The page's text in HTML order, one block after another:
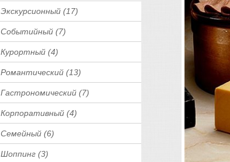
Экскурсионный (17)
Событийный (7)
Курортный (4)
Романтический (13)
Гастрономический (7)
Корпоративный (4)
Семейный (6)
Шоппинг (3)